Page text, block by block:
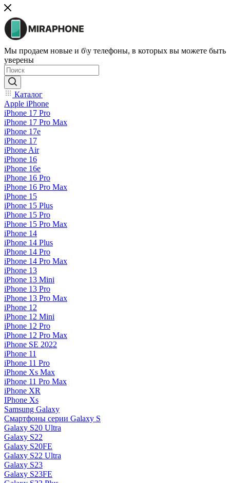
Мы продаем новые и б\у телефоны, в которых вы можете быть
уверены
Каталог
Apple iPhone
iPhone 17 Pro
iPhone 17 Pro Max
iPhone 17e
iPhone 17
iPhone Air
iPhone 16
iPhone 16e
iPhone 16 Pro
iPhone 16 Pro Max
iPhone 15
iPhone 15 Plus
iPhone 15 Pro
iPhone 15 Pro Max
iPhone 14
iPhone 14 Plus
iPhone 14 Pro
iPhone 14 Pro Max
iPhone 13
iPhone 13 Mini
iPhone 13 Pro
iPhone 13 Pro Max
iPhone 12
iPhone 12 Mini
iPhone 12 Pro
iPhone 12 Pro Max
iPhone SE 2022
iPhone 11
iPhone 11 Pro
iPhone Xs Max
iPhone 11 Pro Max
iPhone XR
IPhone Xs
Samsung Galaxy
Смартфоны серии Galaxy S
Galaxy S20 Ultra
Galaxy S22
Galaxy S20FE
Galaxy S22 Ultra
Galaxy S23
Galaxy S23FE